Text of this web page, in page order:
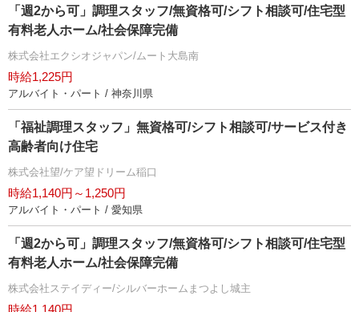
「週2から可」調理スタッフ/無資格可/シフト相談可/住宅型
有料老人ホーム/社会保障完備
株式会社エクシオジャパン/ムート大島南
時給1,225円
アルバイト・パート / 神奈川県
「福祉調理スタッフ」無資格可/シフト相談可/サービス付き
高齢者向け住宅
株式会社望/ケア望ドリーム稲口
時給1,140円～1,250円
アルバイト・パート / 愛知県
「週2から可」調理スタッフ/無資格可/シフト相談可/住宅型
有料老人ホーム/社会保障完備
株式会社ステイディー/シルバーホームまつよし城主
時給1,140円